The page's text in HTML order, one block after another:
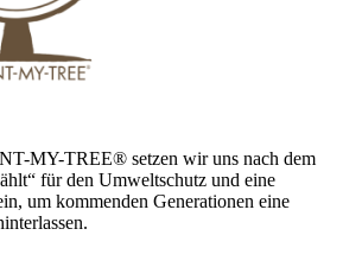
MY-TREE® setzen wir uns nach dem
für den Umweltschutz und eine
um kommenden Generationen eine